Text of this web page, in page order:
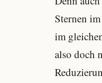
Sternen
im
also doch